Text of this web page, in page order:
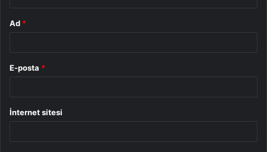
Ad *
E-posta *
İnternet sitesi